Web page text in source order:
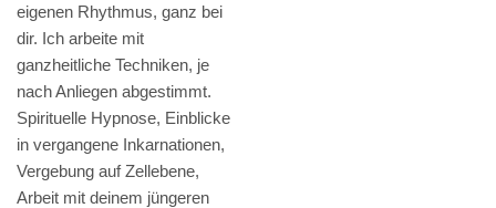
eigenen Rhythmus, ganz bei
dir. Ich arbeite mit
ganzheitliche Techniken, je
nach Anliegen abgestimmt.
Spirituelle Hypnose, Einblicke
in vergangene Inkarnationen,
Vergebung auf Zellebene,
Arbeit mit deinem jüngeren